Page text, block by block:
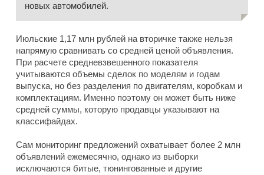
новых автомобилей.
Июльские 1,17 млн рублей на вторичке также нельзя
напрямую сравнивать со средней ценой объявления.
При расчете средневзвешенного показателя
учитываются объемы сделок по моделям и годам
выпуска, но без разделения по двигателям, коробкам и
комплектациям. Именно поэтому он может быть ниже
средней суммы, которую продавцы указывают на
классифайдах.
Сам мониторинг предложений охватывает более 2 млн
объявлений ежемесячно, однако из выборки
исключаются битые, тюнингованные и другие